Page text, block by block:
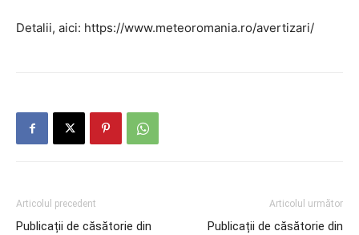
Detalii, aici: https://www.meteoromania.ro/avertizari/
Articolul precedent
Publicații de căsătorie din
Articolul următor
Publicații de căsătorie din